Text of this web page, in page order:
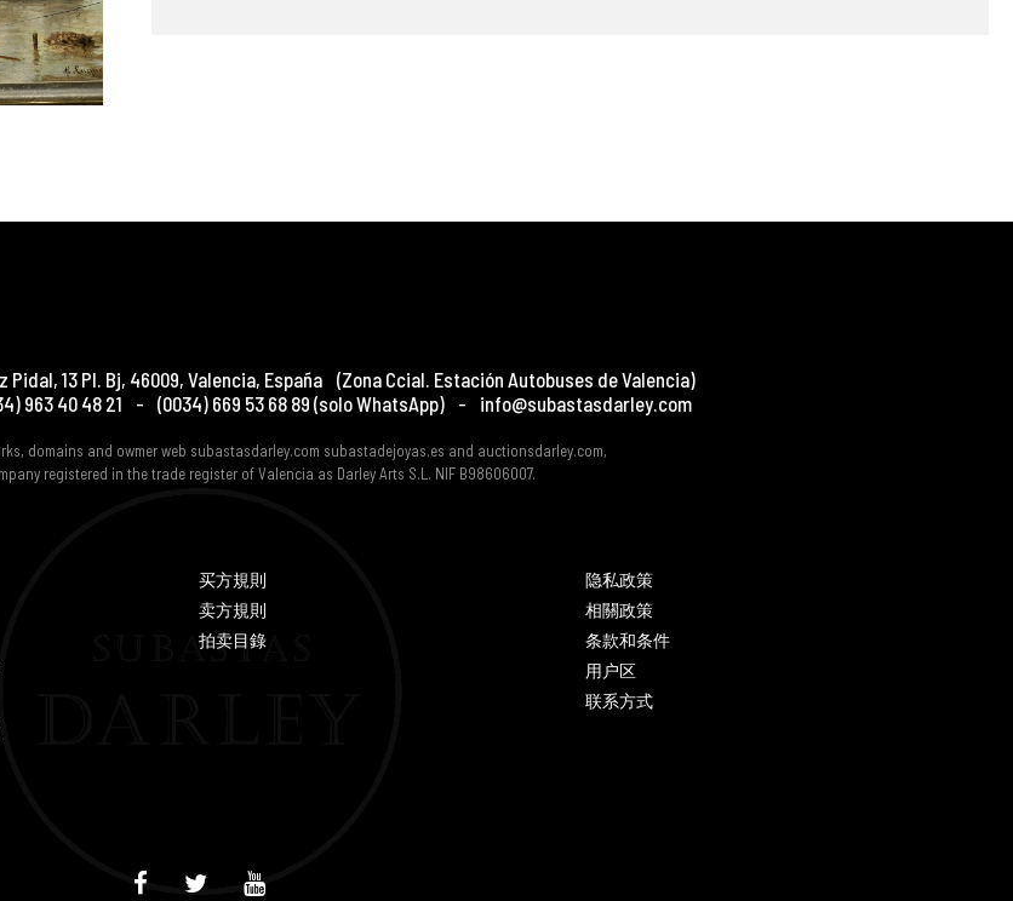
Pidal, 13 Pl. Bj, 46009, Valencia, España (Zona Ccial. Estación Autobuses de Valencia)
963 40 48 21 - (0034) 669 53 68 89 (solo WhatsApp) - info@subastasdarley.com
domains and owmer web subastasdarley.com subastadejoyas.es and auctionsdarley.com,
registered in the trade register of Valencia as Darley Arts S.L. NIF B98606007.
买方規則
卖方規則
拍卖目錄
隐私政策
相關政策
条款和条件
用户区
联系方式